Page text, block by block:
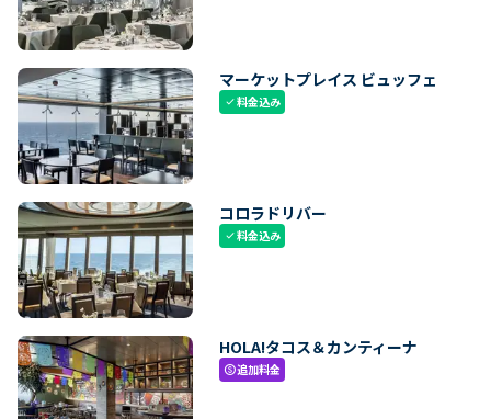
マーケットプレイス ビュッフェ
check料金込み
コロラドリバー
check料金込み
HOLA!タコス＆カンティーナ
paid追加料金